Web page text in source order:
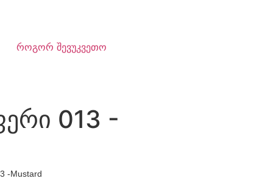
როგორ შევუკვეთო
013 -
-Mustard